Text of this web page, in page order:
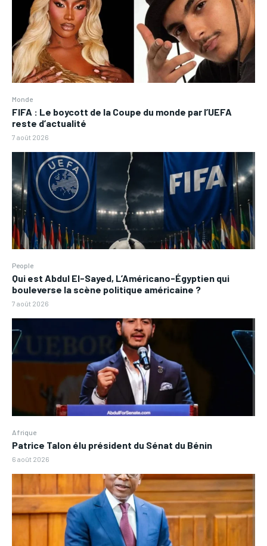
Monde
FIFA : Le boycott de la Coupe du monde par l’UEFA
reste d’actualité
7 août 2026
People
Qui est Abdul El-Sayed, L’Américano-Égyptien qui
bouleverse la scène politique américaine ?
7 août 2026
Afrique
Patrice Talon élu président du Sénat du Bénin
6 août 2026